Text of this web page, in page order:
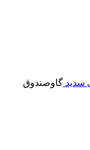
سدید گاوصندوق